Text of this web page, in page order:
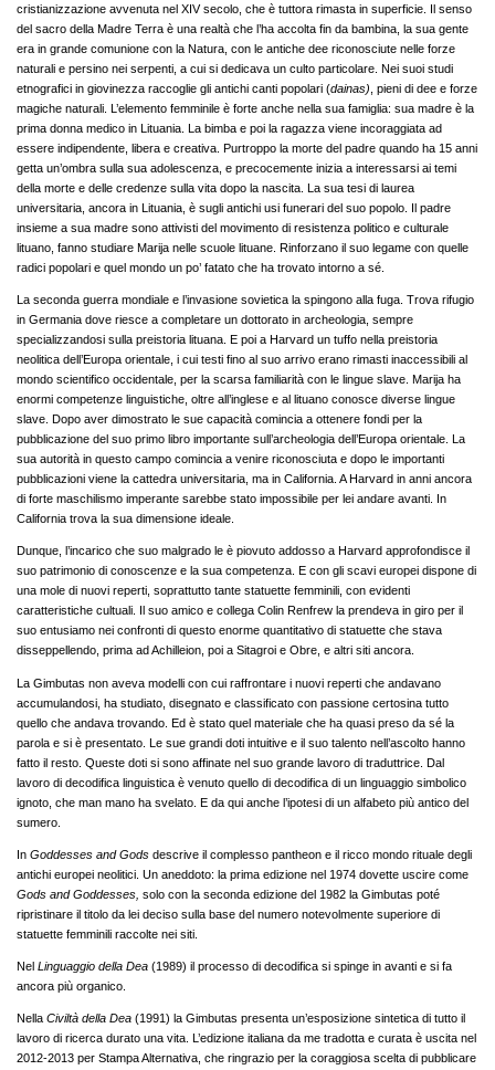
cristianizzazione avvenuta nel XIV secolo, che è tuttora rimasta in superficie. Il senso
del sacro della Madre Terra è una realtà che l’ha accolta fin da bambina, la sua gente
era in grande comunione con la Natura, con le antiche dee riconosciute nelle forze
naturali e persino nei serpenti, a cui si dedicava un culto particolare. Nei suoi studi
etnografici in giovinezza raccoglie gli antichi canti popolari (dainas) , pieni di dee e forze
magiche naturali. L’elemento femminile è forte anche nella sua famiglia: sua madre è la
prima donna medico in Lituania. La bimba e poi la ragazza viene incoraggiata ad
essere indipendente, libera e creativa. Purtroppo la morte del padre quando ha 15 anni
getta un’ombra sulla sua adolescenza, e precocemente inizia a interessarsi ai temi
della morte e delle credenze sulla vita dopo la nascita. La sua tesi di laurea
universitaria, ancora in Lituania, è sugli antichi usi funerari del suo popolo. Il padre
insieme a sua madre sono attivisti del movimento di resistenza politico e culturale
lituano, fanno studiare Marija nelle scuole lituane. Rinforzano il suo legame con quelle
radici popolari e quel mondo un po’ fatato che ha trovato intorno a sé.
La seconda guerra mondiale e l’invasione sovietica la spingono alla fuga. Trova rifugio
in Germania dove riesce a completare un dottorato in archeologia, sempre
specializzandosi sulla preistoria lituana. E poi a Harvard un tuffo nella preistoria
neolitica dell’Europa orientale, i cui testi fino al suo arrivo erano rimasti inaccessibili al
mondo scientifico occidentale, per la scarsa familiarità con le lingue slave. Marija ha
enormi competenze linguistiche, oltre all’inglese e al lituano conosce diverse lingue
slave. Dopo aver dimostrato le sue capacità comincia a ottenere fondi per la
pubblicazione del suo primo libro importante sull’archeologia dell’Europa orientale. La
sua autorità in questo campo comincia a venire riconosciuta e dopo le importanti
pubblicazioni viene la cattedra universitaria, ma in California. A Harvard in anni ancora
di forte maschilismo imperante sarebbe stato impossibile per lei andare avanti. In
California trova la sua dimensione ideale.
Dunque, l’incarico che suo malgrado le è piovuto addosso a Harvard approfondisce il
suo patrimonio di conoscenze e la sua competenza. E con gli scavi europei dispone di
una mole di nuovi reperti, soprattutto tante statuette femminili, con evidenti
caratteristiche cultuali. Il suo amico e collega Colin Renfrew la prendeva in giro per il
suo entusiamo nei confronti di questo enorme quantitativo di statuette che stava
disseppellendo, prima ad Achilleion, poi a Sitagroi e Obre, e altri siti ancora.
La Gimbutas non aveva modelli con cui raffrontare i nuovi reperti che andavano
accumulandosi, ha studiato, disegnato e classificato con passione certosina tutto
quello che andava trovando. Ed è stato quel materiale che ha quasi preso da sé la
parola e si è presentato. Le sue grandi doti intuitive e il suo talento nell’ascolto hanno
fatto il resto. Queste doti si sono affinate nel suo grande lavoro di traduttrice. Dal
lavoro di decodifica linguistica è venuto quello di decodifica di un linguaggio simbolico
ignoto, che man mano ha svelato. E da qui anche l’ipotesi di un alfabeto più antico del
sumero.
In Goddesses and Gods descrive il complesso pantheon e il ricco mondo rituale degli
antichi europei neolitici. Un aneddoto: la prima edizione nel 1974 dovette uscire come
Gods and Goddesses, solo con la seconda edizione del 1982 la Gimbutas poté
ripristinare il titolo da lei deciso sulla base del numero notevolmente superiore di
statuette femminili raccolte nei siti.
Nel Linguaggio della Dea (1989) il processo di decodifica si spinge in avanti e si fa
ancora più organico.
Nella Civiltà della Dea (1991) la Gimbutas presenta un’esposizione sintetica di tutto il
lavoro di ricerca durato una vita. L’edizione italiana da me tradotta e curata è uscita nel
2012-2013 per Stampa Alternativa, che ringrazio per la coraggiosa scelta di pubblicare